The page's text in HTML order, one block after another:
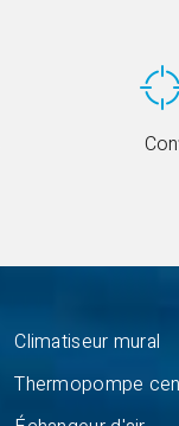
Climatiseur mural
Thermopompe